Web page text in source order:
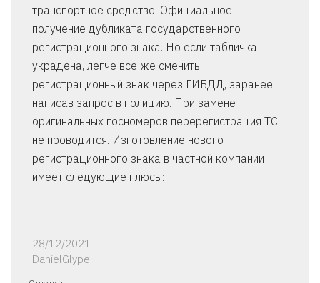
транспортное средство. Официальное
получение дубликата государственного
регистрационного знака. Но если табличка
украдена, легче все же сменить
регистрационный знак через ГИБДД, заранее
написав запрос в полицию. При замене
оригинальных госномеров перерегистрация ТС
не проводится. Изготовление нового
регистрационного знака в частной компании
имеет следующие плюсы:
28/12/2021
DanielGlype